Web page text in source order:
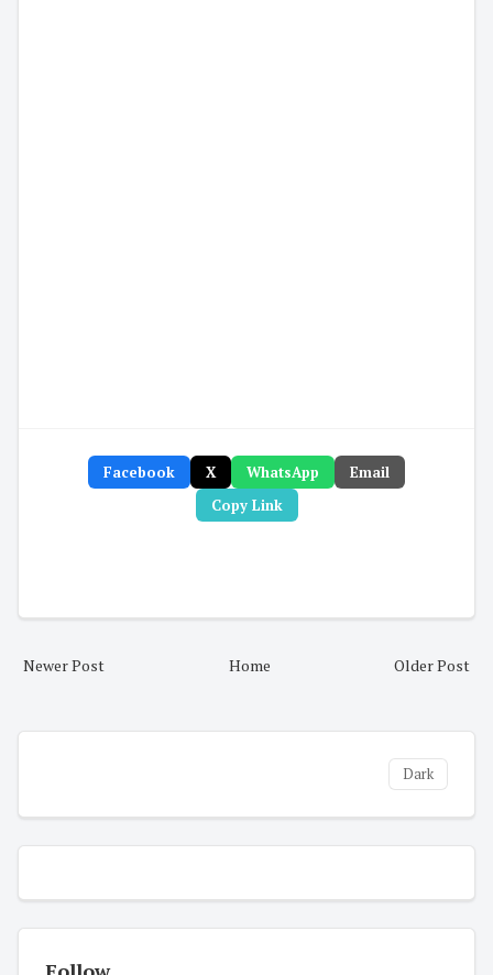
Facebook X WhatsApp
Email
Copy Link
Newer Post Older Post
Home
Dark